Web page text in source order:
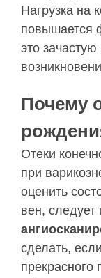
Нагрузка на
повышается
это
Почему
Отеки
при
оценить
вен, следует
сделать,
прекрасного